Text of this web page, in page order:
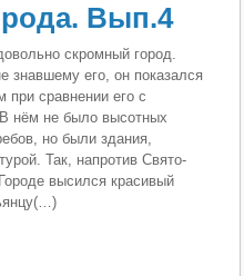
Вып.4
скромный город.
знавшему его, он показался
сравнении его с
нём не было высотных
но были здания,
Так, напротив Свято-
высился красивый